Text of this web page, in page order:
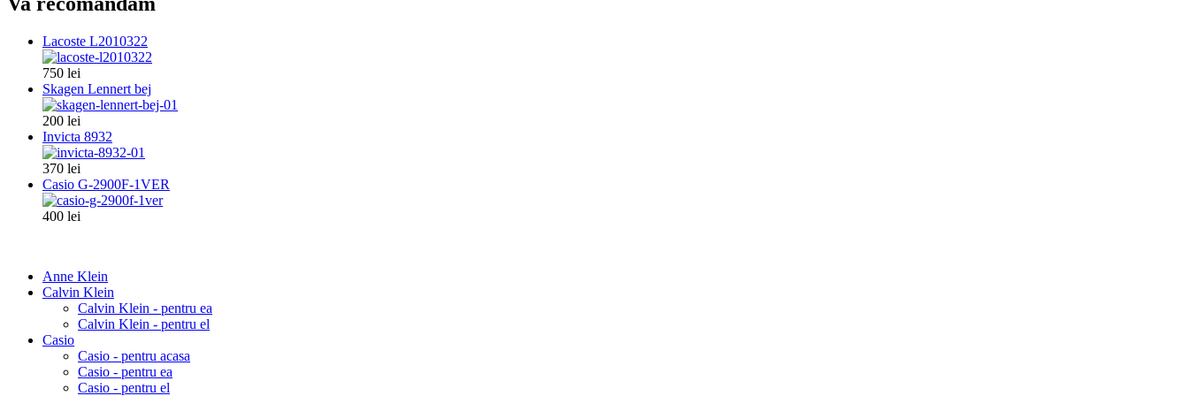
Lacoste L2010322
750 lei
Skagen Lennert bej
200 lei
Invicta 8932
370 lei
Casio G-2900F-1VER
400 lei
Anne Klein
Calvin Klein
Calvin Klein - pentru ea
Calvin Klein - pentru el
Casio
Casio - pentru acasa
Casio - pentru ea
Casio - pentru el